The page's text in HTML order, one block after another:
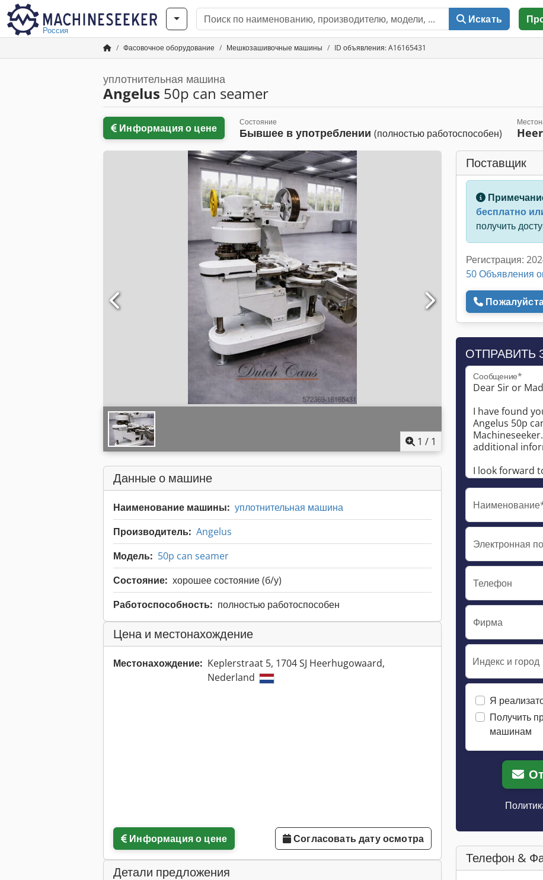
Россия
Искать
Фасовочное оборудование Мешкозашивочные машины ID объявления: A16165431
уплотнительная машина
Angelus 50p can seamer
Информация о цене Состояние
Бывшее в употреблении(полностью работоспособен)
1 / 1
Данные о машине
Наименование машины: уплотнительная машина
Производитель: Angelus
Модель: 50p can seamer
Состояние: хорошее состояние (б/у)
Работоспособность: полностью работоспособен
Цена и местонахождение
Местонахождение: Keplerstraat 5, 1704 SJ Heerhugowaard,
Nederland
Информация о цене Согласовать дату осмотра
Детали предложения
Поставщик
бесплатно
получить
Регистрация:
50 Объявления
ОТПРАВИТЬ
Сообщение*
Электронная
Телефон
Фирма
Индекс и город
Я
Получить
машинам
Телефон &